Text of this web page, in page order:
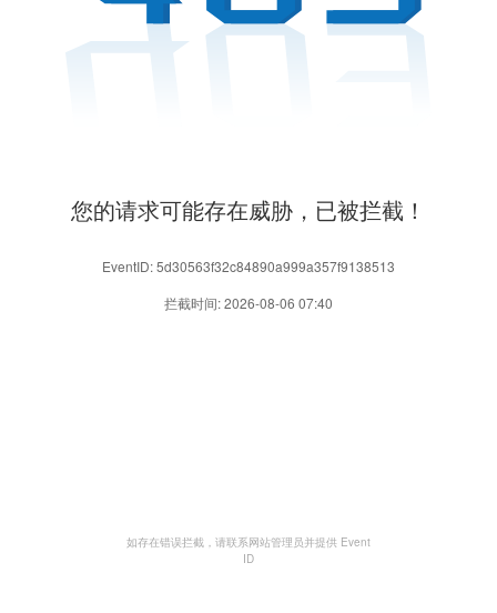
您的请求可能存在威胁，已被拦截！
EventID: 5d30563f32c84890a999a357f9138513
拦截时间: 2026-08-06 07:40
如存在错误拦截，请联系网站管理员并提供 Event
ID